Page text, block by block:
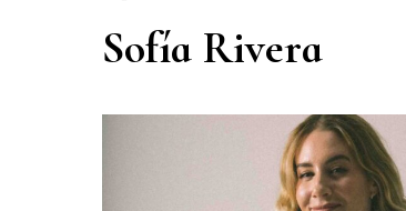
Sofía Rivera